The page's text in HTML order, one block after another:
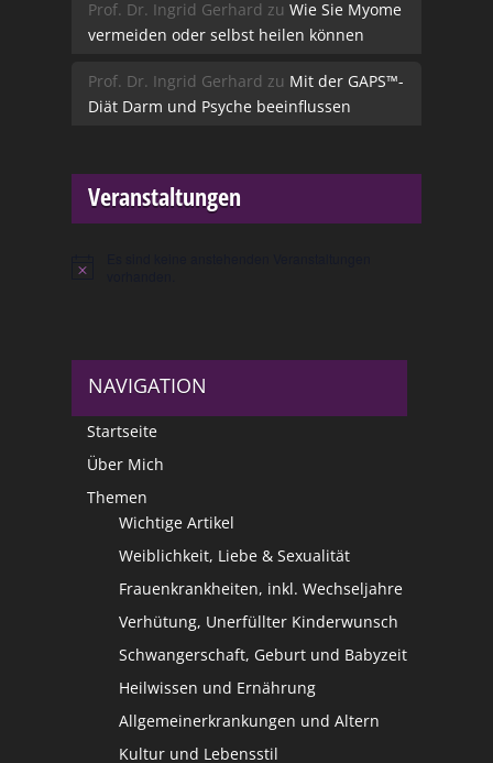
Prof. Dr. Ingrid Gerhard zu Wie Sie Myome
vermeiden oder selbst heilen können
Prof. Dr. Ingrid Gerhard zu Mit der GAPS™-
Diät Darm und Psyche beeinflussen
Veranstaltungen
Hinweis
NAVIGATION
Startseite
Über Mich
Themen
Wichtige Artikel
Weiblichkeit, Liebe & Sexualität
Frauenkrankheiten, inkl. Wechseljahre
Verhütung, Unerfüllter Kinderwunsch
Schwangerschaft, Geburt und Babyzeit
Heilwissen und Ernährung
Allgemeinerkrankungen und Altern
Kultur und Lebensstil